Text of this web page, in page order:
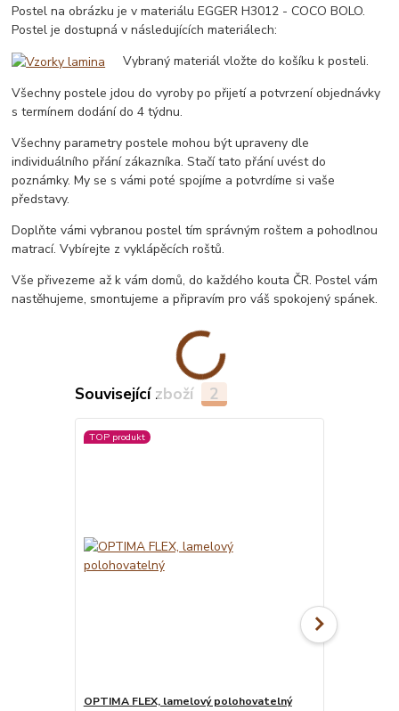
Postel na obrázku je v materiálu EGGER H3012 - COCO BOLO.
Postel je dostupná v následujících materiálech:
Vybraný materiál vložte do košíku k posteli.
Všechny postele jdou do vyroby po přijetí a potvrzení objednávky
s termínem dodání do 4 týdnu.
Všechny parametry postele mohou být upraveny dle
individuálního přání zákazníka. Stačí tato přání uvést do
poznámky. My se s vámi poté spojíme a potvrdíme si vaše
představy.
Doplňte vámi vybranou postel tím správným roštem a pohodlnou
matrací. Vybírejte z vyklápěcích roštů.
Vše přivezeme až k vám domů, do každého kouta ČR. Postel vám
nastěhujeme, smontujeme a připravím pro váš spokojený spánek.
Související zboží 2
TOP produkt
OPTIMA FLEX, lamelový polohovatelný